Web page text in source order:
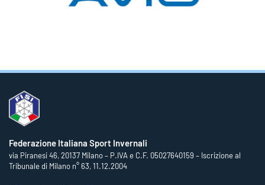
Federazione Italiana Sport Invernali
via Piranesi 46, 20137 Milano – P.IVA e C.F. 05027640159 – Iscrizione al
Tribunale di Milano n° 63, 11.12.2004